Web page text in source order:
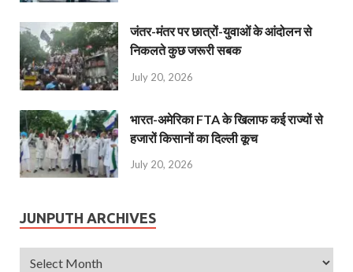
जंतर-मंतर पर छात्रों-युवाओं के आंदोलन से
निकलते कुछ जरूरी सबक
July 20, 2026
भारत-अमेरिका FTA के खिलाफ कई राज्यों से
हजारों किसानों का दिल्ली कूच
July 20, 2026
JUNPUTH ARCHIVES